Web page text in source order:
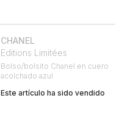
CHANEL
Editions Limitées
Bolso/bolsito Chanel en cuero
acolchado azul
Este artículo ha sido vendido